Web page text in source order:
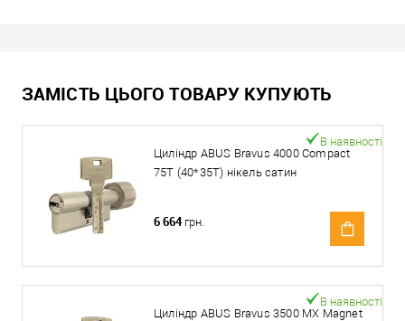
ЗАМІСТЬ ЦЬОГО ТОВАРУ КУПУЮТЬ
Циліндр ABUS Bravus 4000 Compact
75T (40*35T) нікель сатин
В наявності
6 664 грн.
Циліндр ABUS Bravus 3500 MX Magnet
В наявності